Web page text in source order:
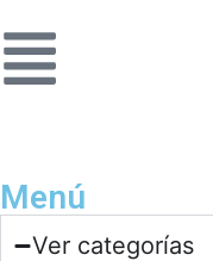
Menú
Ver categorías